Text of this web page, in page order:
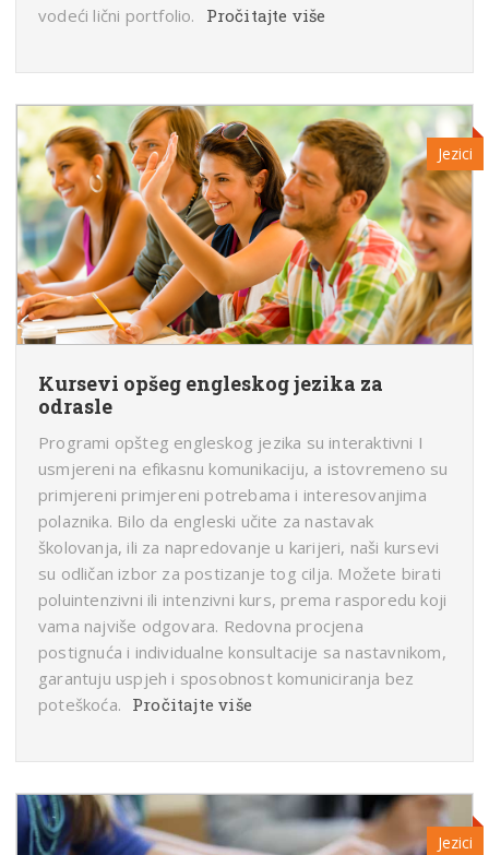
vodeći lični portfolio.
Pročitajte više
Jezici
Kursevi opšeg engleskog jezika za
odrasle
Programi opšteg engleskog jezika su interaktivni I
usmjereni na efikasnu komunikaciju, a istovremeno su
primjereni primjereni potrebama i interesovanjima
polaznika. Bilo da engleski učite za nastavak
školovanja, ili za napredovanje u karijeri, naši kursevi
su odličan izbor za postizanje tog cilja. Možete birati
poluintenzivni ili intenzivni kurs, prema rasporedu koji
vama najviše odgovara. Redovna procjena
postignuća i individualne konsultacije sa nastavnikom,
garantuju uspjeh i sposobnost komuniciranja bez
poteškoća. Pročitajte više
Jezici